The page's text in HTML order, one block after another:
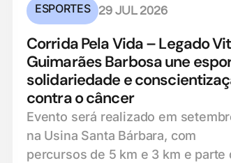
ESPORTES 29 JUL 2026
Corrida Pela Vida – Legado
Guimarães Barbosa une
solidariedade e
contra o câncer
Evento será realizado em
na Usina Santa Bárbara, com
percursos de 5 km e 3 km e parte